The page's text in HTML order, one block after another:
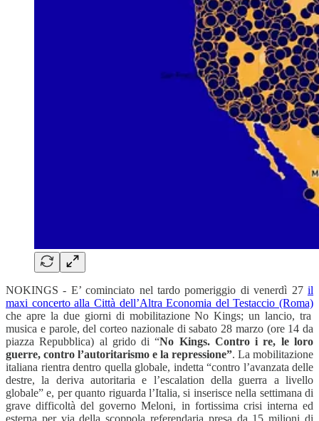
NOKINGS - E’ cominciato nel tardo pomeriggio di venerdì 27 il
maxi concerto alla Città dell’Altra Economia del Testaccio (Roma)
che apre la due giorni di mobilitazione No Kings; un lancio, tra
musica e parole, del corteo nazionale di sabato 28 marzo (ore 14 da
piazza Repubblica) al grido di “No Kings. Contro i re, le loro
guerre, contro l’autoritarismo e la repressione”. La mobilitazione
italiana rientra dentro quella globale, indetta “contro l’avanzata delle
destre, la deriva autoritaria e l’escalation della guerra a livello
globale” e, per quanto riguarda l’Italia, si inserisce nella settimana di
grave difficoltà del governo Meloni, in fortissima crisi interna ed
esterna per via della scoppola referendaria presa da 15 milioni di